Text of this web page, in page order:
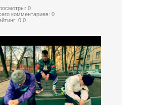
0
комментариев:0
0.0